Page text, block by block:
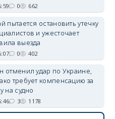
0 662
пытается остановить утечку
и ужесточает
выезда
0 402
отменил удар по Украине,
требует компенсацию за
на судно
3 1178